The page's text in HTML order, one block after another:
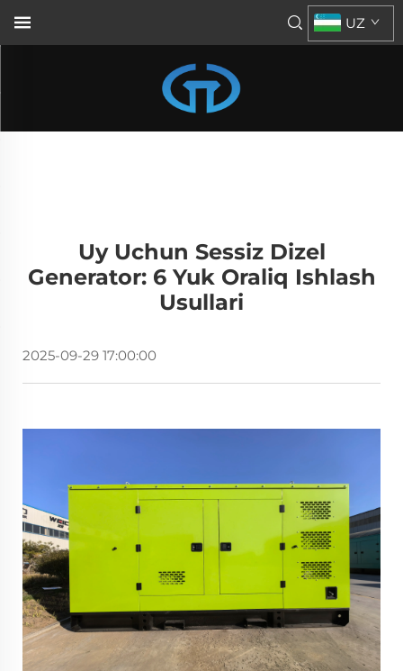
UZ
Uy Uchun Sessiz Dizel
Generator: 6 Yuk Oraliq Ishlash
Usullari
2025-09-29 17:00:00